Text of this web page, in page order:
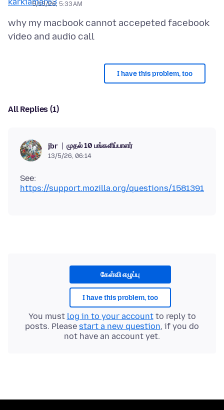
5/13/26, 5:33 AM
why my macbook cannot accepeted facebook
I have this problem, too
All Replies (1)
jbr முதல் 10 பங்களிப்பாளர்
13/5/26, 06:14
See:
https://support.mozilla.org/questions/1581391
கேள்வி எழுப்பு
I have this problem, too
You must log in to your accountto reply to
posts. Please start a new question, if you do
not have an account yet.